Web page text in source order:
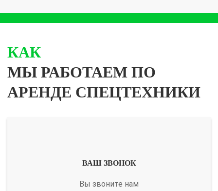
КАК
МЫ РАБОТАЕМ ПО
АРЕНДЕ СПЕЦТЕХНИКИ
ВАШ ЗВОНОК
Вы звоните нам